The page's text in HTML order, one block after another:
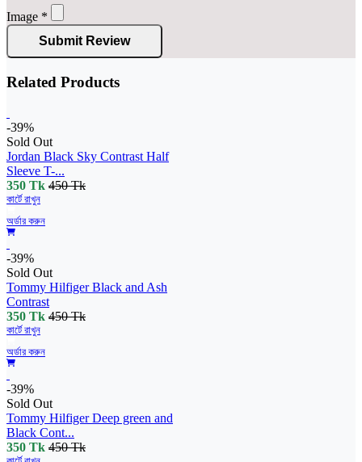
Image *
Submit Review
Related Products
-39%
Sold Out
Jordan Black Sky Contrast Half
Sleeve T-...
350 Tk 450 Tk
কার্টে রাখুন
অর্ডার করুন
-39%
Sold Out
Tommy Hilfiger Black and Ash
Contrast
350 Tk 450 Tk
কার্টে রাখুন
অর্ডার করুন
-39%
Sold Out
Tommy Hilfiger Deep green and
Black Cont...
350 Tk 450 Tk